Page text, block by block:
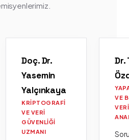
Doç. Dr.
Yasemin
Yalçınkaya
KRIPTOGRAFI
VE VERI
GÜVENLIĞI
UZMANI
Dr.
VE
VERI